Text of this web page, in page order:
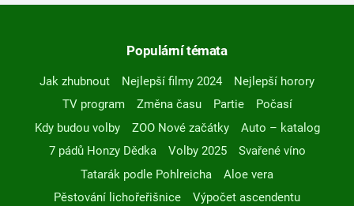
Populární témata
Jak zhubnout Nejlepší filmy 2024
Nejlepší horory
TV program
Změna času Partie
Počasí
Kdy budou volby
ZOO Nové začátky
Auto – katalog
7 pádů Honzy Dědka
Volby 2025
Svařené víno
Tatarák podle Pohlreicha
Aloe vera
Pěstování lichořeřišnice
Výpočet ascendentu